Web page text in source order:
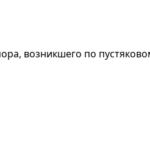
возникшего по